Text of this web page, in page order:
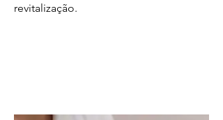
revitalização.